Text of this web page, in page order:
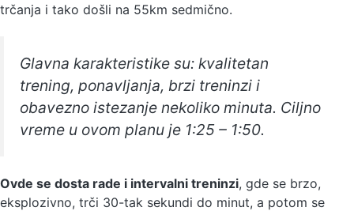
trčanja i tako došli na 55km sedmično.
Glavna karakteristike su: kvalitetan
trening, ponavljanja, brzi treninzi i
obavezno istezanje nekoliko minuta. Ciljno
vreme u ovom planu je 1:25 – 1:50.
Ovde se dosta rade i intervalni treninzi, gde se brzo,
eksplozivno, trči 30-tak sekundi do minut, a potom se